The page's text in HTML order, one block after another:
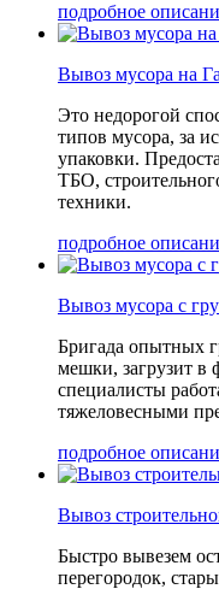
подробное
Вывоз мусора на
Это недорогой
типов мусора, за
упаковки.
ТБО,
техники.
подробное
Вывоз мусора с
Бригада опытных
мешки, загрузит в
специалисты
тяжеловесными
подробное
Вывоз
Быстро вывезем
перегородок,